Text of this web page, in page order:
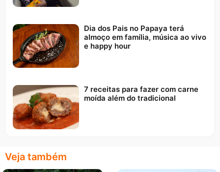
Dia dos Pais no Papaya terá
almoço em família, música ao vivo
e happy hour
7 receitas para fazer com carne
moída além do tradicional
Veja também